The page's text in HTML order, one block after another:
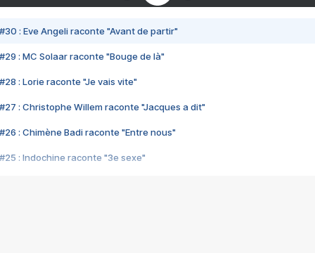
#30 : Eve Angeli raconte "Avant de partir"
#29 : MC Solaar raconte "Bouge de là"
#28 : Lorie raconte "Je vais vite"
#27 : Christophe Willem raconte "Jacques a dit"
#26 : Chimène Badi raconte "Entre nous"
#25 : Indochine raconte "3e sexe"